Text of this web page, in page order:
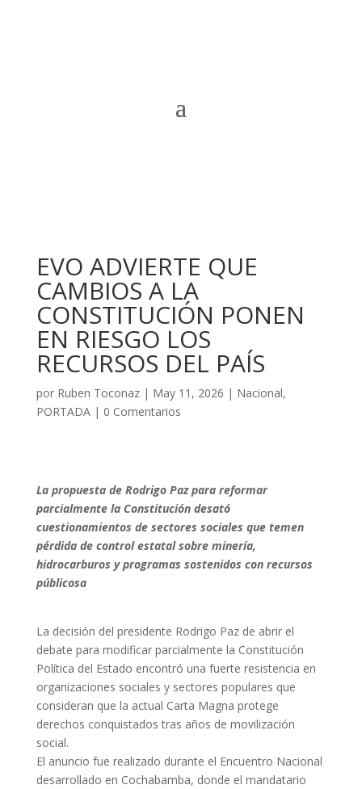
EVO ADVIERTE QUE
CAMBIOS A LA
CONSTITUCIÓN PONEN
EN RIESGO LOS
RECURSOS DEL PAÍS
por Ruben Toconaz| May 11, 2026 | Nacional,
PORTADA| 0 Comentarios
La propuesta de Rodrigo Paz para reformar
parcialmente la Constitución desató
cuestionamientos de sectores sociales que temen
pérdida de control estatal sobre minería,
hidrocarburos y programas sostenidos con recursos
públicosa
La decisión del presidente Rodrigo Paz de abrir el
debate para modificar parcialmente la Constitución
Política del Estado encontró una fuerte resistencia en
organizaciones sociales y sectores populares que
consideran que la actual Carta Magna protege
derechos conquistados tras años de movilización
social.
El anuncio fue realizado durante el Encuentro Nacional
desarrollado en Cochabamba, donde el mandatario